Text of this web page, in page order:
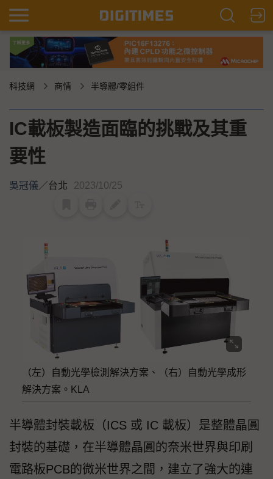
科技網 商情 半導體/零組件
IC載板製造面臨的挑戰及其重
要性
吳冠儀／台北 2023/10/25
（左）自動光學檢測解決方案、（右）自動光學成形
解決方案。KLA
半導體封裝載板（ICS 或 IC 載板）是整體晶圓
封裝的基礎，在半導體晶圓的奈米世界與印刷
電路板PCB的微米世界之間，建立了強大的連